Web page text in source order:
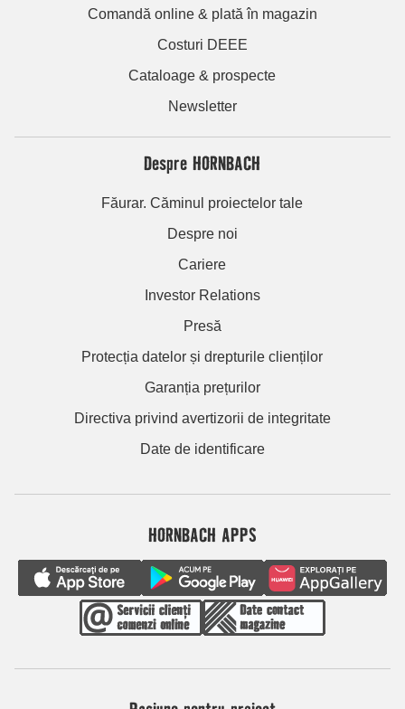
Comandă online & plată în magazin
Costuri DEEE
Cataloage & prospecte
Newsletter
Despre HORNBACH
Făurar. Căminul proiectelor tale
Despre noi
Cariere
Investor Relations
Presă
Protecția datelor și drepturile clienților
Garanția prețurilor
Directiva privind avertizorii de integritate
Date de identificare
HORNBACH APPS